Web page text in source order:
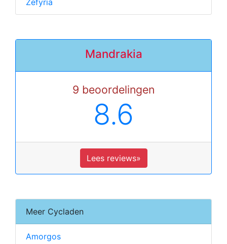
Zefyria
Mandrakia
9 beoordelingen
8.6
Lees reviews»
Meer Cycladen
Amorgos